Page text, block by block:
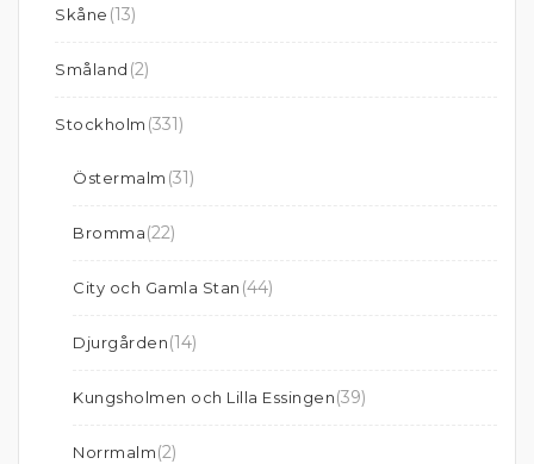
Skåne (13)
Småland (2)
Stockholm (331)
Östermalm (31)
Bromma(22)
City och Gamla Stan (44)
Djurgården(14)
Kungsholmen och Lilla Essingen(39)
Norrmalm(2)